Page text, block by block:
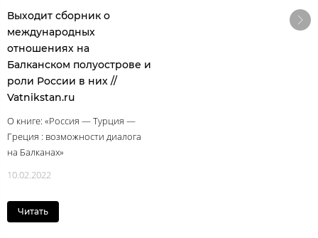
Выходит сборник о
международных
отношениях на
Балканском полуострове и
роли России в них //
Vatnikstan.ru
О книге: «Россия — Турция —
Греция : возможности диалога
на Балканах»
10.02.2022
Читать